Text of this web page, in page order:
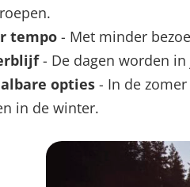
tempo - Met minder
- De dagen worden in
opties - In de
in de winter.